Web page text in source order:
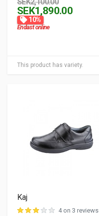
This product has variety.
SEK1,890.00
10%
Endast online
Kaj
4 on 3 reviews